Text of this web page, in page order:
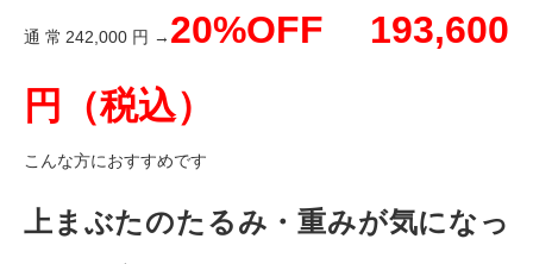
通常242,000円→ 20%OFF 193,600
円（税込）
こんな方におすすめです
上まぶたのたるみ・重みが気になっ